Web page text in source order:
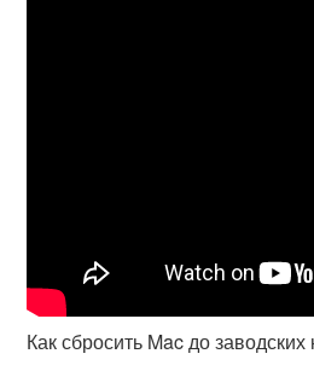
Как сбросить Mac до заводских